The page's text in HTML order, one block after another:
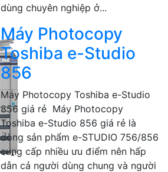
dùng chuyên nghiệp ở...
Máy Photocopy
Toshiba e-Studio
856
Máy Photocopy Toshiba e-Studio
856 giá rẻ Máy Photocopy
Toshiba e-Studio 856 giá rẻ là
dòng sản phẩm e-STUDIO 756/856
cung cấp nhiều ưu điểm nên hấp
dẫn cả người dùng chung và người